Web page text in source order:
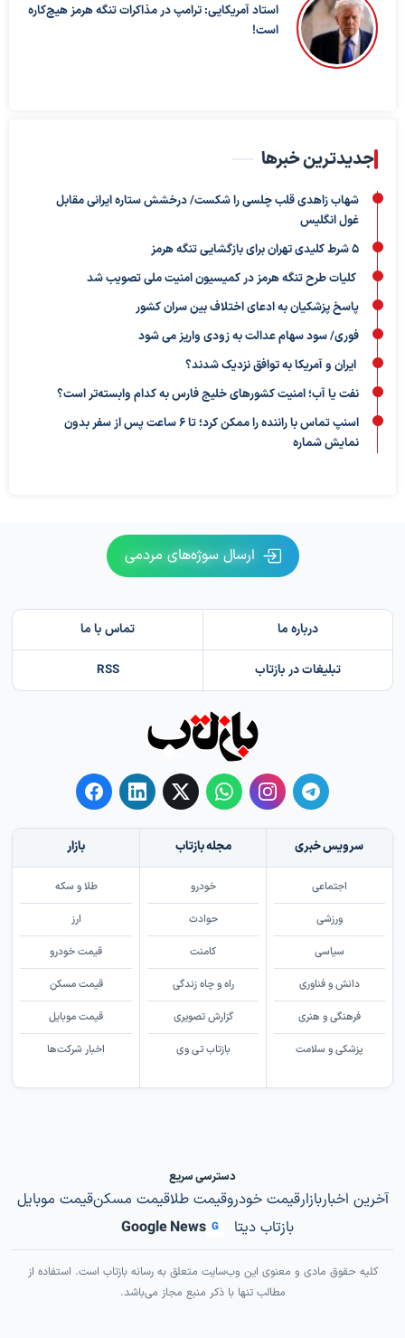
استاد آمریکایی: ترامپ در مذاکرات تنگه هرمز هیچ‌کاره
است!
جدیدترین خبرها
شهاب زاهدی قلب چلسی را شکست/ درخشش ستاره ایرانی مقابل
غول انگلیس
5 شرط کلیدی تهران برای بازگشایی تنگه هرمز
کلیات طرح تنگه هرمز در کمیسیون امنیت ملی تصویب شد
پاسخ پزشکیان به ادعای اختلاف بین سران کشور
فوری/ سود سهام عدالت به زودی واریز می شود
ایران و آمریکا به توافق نزدیک شدند؟
نفت یا آب؛ امنیت کشورهای خلیج فارس به کدام وابسته‌تر است؟
اسنپ تماس با راننده را ممکن کرد؛ تا ۶ ساعت پس از سفر بدون
نمایش شماره
ارسال سوژه‌های مردمی
درباره ما تماس با ما
تبلیغات در بازتاب RSS
سرویس خبری
اجتماعی
ورزشی
سیاسی
دانش و فناوری
فرهنگی و هنری
پزشکی و سلامت
مجله بازتاب
خودرو
حوادث
کامنت
راه و چاه زندگی
گزارش تصویری
بازتاب تی وی
بازار
طلا و سکه
ارز
قیمت خودرو
قیمت مسکن
قیمت موبایل
اخبار شرکت‌ها
دسترسی سریع
آخرین اخباربازارقیمت خودروقیمت طلاقیمت مسکنقیمت موبایل
بازتاب دیتا
G
Google News
کلیه حقوق مادی و معنوی این وب‌سایت متعلق به رسانه بازتاب است. استفاده از
مطالب تنها با ذکر منبع مجاز می‌باشد.